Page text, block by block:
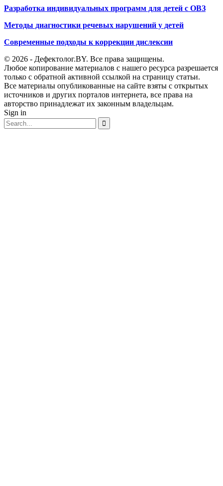
Разработка индивидуальных программ для детей с ОВЗ
Методы диагностики речевых нарушений у детей
Современные подходы к коррекции дислексии
© 2026 - Дефектолог.BY. Все права защищены.
Любое копирование материалов с нашего ресурса разрешается
только с обратной активной ссылкой на страницу статьи.
Все материалы опубликованные на сайте взяты с открытых
источников и других порталов интернета, все права на
авторство принадлежат их законным владельцам.
Sign in